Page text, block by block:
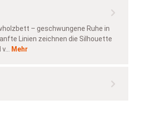
– geschwungene Ruhe in
Linien zeichnen die Silhouette
Mehr